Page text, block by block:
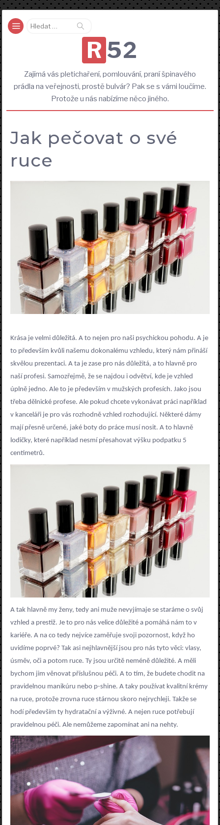
Vyhledávání
R52
Zajímá vás pletichaření, pomlouvání, praní špinavého
prádla na veřejnosti, prostě bulvár? Pak se s vámi loučíme.
Protože u nás nabízíme něco jiného.
Jak pečovat o své
ruce
Krása je velmi důležitá. A to nejen pro naši psychickou pohodu. A je
to především kvůli našemu dokonalému vzhledu, který nám přináší
skvělou prezentaci. A ta je zase pro nás důležitá, a to hlavně pro
naší profesi. Samozřejmě, že se najdou i odvětví, kde je vzhled
úplně jedno. Ale to je především v mužských profesích. Jako jsou
třeba dělnické profese. Ale pokud chcete vykonávat práci například
v kanceláři je pro vás rozhodně vzhled rozhodující. Některé dámy
mají přesně určené, jaké boty do práce musí nosit. A to hlavně
lodičky, které například nesmí přesahovat výšku podpatku 5
centimetrů.
A tak hlavně my ženy, tedy ani muže nevyjímaje se staráme o svůj
vzhled a prestiž. Je to pro nás velice důležité a pomáhá nám to v
kariéře. A na co tedy nejvíce zaměřuje svoji pozornost, když ho
uvidíme poprvé? Tak asi nejhlavnější jsou pro nás tyto věci: vlasy,
úsměv, oči a potom ruce. Ty jsou určitě neméně důležité. A měli
bychom jim věnovat příslušnou péči. A to tím, že budete chodit na
pravidelnou manikúru nebo p-shine. A taky používat kvalitní krémy
na ruce, protože zrovna ruce stárnou skoro nejrychleji. Takže se
hodí především ty hydratační a výživné. A nejen ruce potřebují
pravidelnou péči. Ale nemůžeme zapomínat ani na nehty.